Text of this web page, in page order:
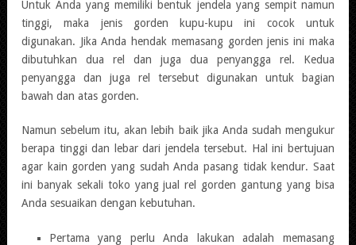
Untuk Anda yang memiliki bentuk jendela yang sempit namun
tinggi, maka jenis gorden kupu-kupu ini cocok untuk
digunakan. Jika Anda hendak memasang gorden jenis ini maka
dibutuhkan dua rel dan juga dua penyangga rel. Kedua
penyangga dan juga rel tersebut digunakan untuk bagian
bawah dan atas gorden.
Namun sebelum itu, akan lebih baik jika Anda sudah mengukur
berapa tinggi dan lebar dari jendela tersebut. Hal ini bertujuan
agar kain gorden yang sudah Anda pasang tidak kendur. Saat
ini banyak sekali toko yang jual rel gorden gantung yang bisa
Anda sesuaikan dengan kebutuhan.
Pertama yang perlu Anda lakukan adalah memasang